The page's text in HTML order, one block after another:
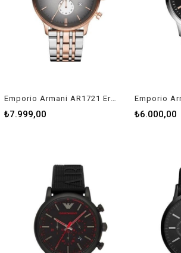
₺7.999,00 ₺6.000,00